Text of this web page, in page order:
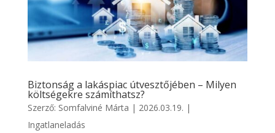
Biztonság a lakáspiac útvesztőjében – Milyen
költségekre számíthatsz?
Szerző: Somfalviné Márta | 2026.03.19. |
Ingatlaneladás